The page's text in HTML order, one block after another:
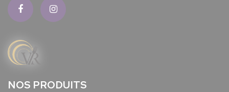
NOS PRODUITS